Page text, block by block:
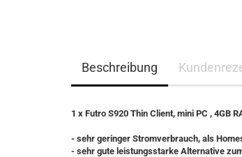
Beschreibung
1 x Futro S920 Thin Client, mini PC , 4GB
- sehr geringer Stromverbrauch, als
- sehr gute leistungsstarke Alternative